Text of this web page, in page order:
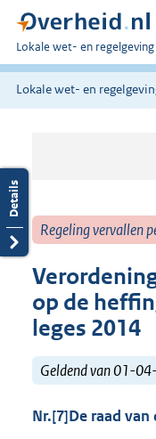
U
bent
hier:
Lokale wet- en regelgeving
Lokale wet- en
Regeling vervallen
op de
leges 2014
Geldend van 01-
Nr.[7]De raad